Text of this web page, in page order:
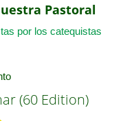
Pastoral
por los catequistas
(60 Edition)